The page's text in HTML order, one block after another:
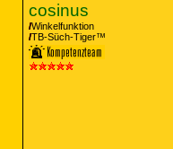
cosinus
Winkelfunktion
TB-Süch-Tiger™